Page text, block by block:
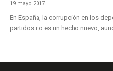
19 mayo 2017
En España, la corrupción en los
partidos no es un hecho nuevo,